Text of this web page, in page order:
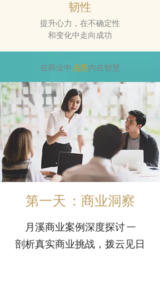
韧性
提升心力，在不确定性
和变化中走向成功
在商业中 点亮内在智慧
第一天 ：商业洞察
月溪商业案例深度探讨 —
剖析真实商业挑战，拨云见日